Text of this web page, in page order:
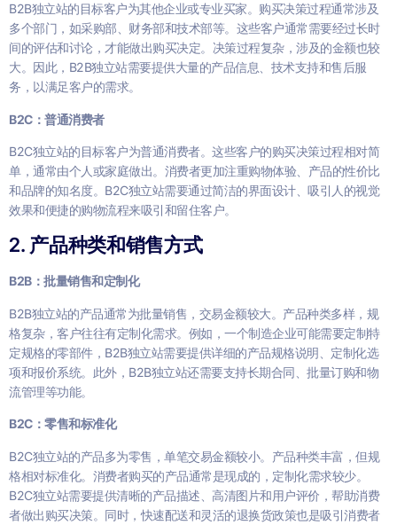
B2B独立站的目标客户为其他企业或专业买家。购买决策过程通常涉及
多个部门，如采购部、财务部和技术部等。这些客户通常需要经过长时
间的评估和讨论，才能做出购买决定。决策过程复杂，涉及的金额也较
大。因此，B2B独立站需要提供大量的产品信息、技术支持和售后服
务，以满足客户的需求。
B2C：普通消费者
B2C独立站的目标客户为普通消费者。这些客户的购买决策过程相对简
单，通常由个人或家庭做出。消费者更加注重购物体验、产品的性价比
和品牌的知名度。B2C独立站需要通过简洁的界面设计、吸引人的视觉
效果和便捷的购物流程来吸引和留住客户。
2. 产品种类和销售方式
B2B：批量销售和定制化
B2B独立站的产品通常为批量销售，交易金额较大。产品种类多样，规
格复杂，客户往往有定制化需求。例如，一个制造企业可能需要定制特
定规格的零部件，B2B独立站需要提供详细的产品规格说明、定制化选
项和报价系统。此外，B2B独立站还需要支持长期合同、批量订购和物
流管理等功能。
B2C：零售和标准化
B2C独立站的产品多为零售，单笔交易金额较小。产品种类丰富，但规
格相对标准化。消费者购买的产品通常是现成的，定制化需求较少。
B2C独立站需要提供清晰的产品描述、高清图片和用户评价，帮助消费
者做出购买决策。同时，快速配送和灵活的退换货政策也是吸引消费者